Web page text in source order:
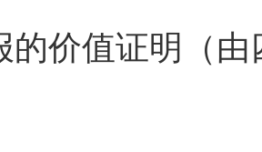
的价值证明（